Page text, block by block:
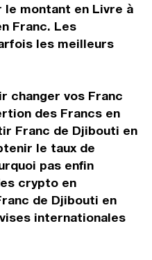
montant en Livre à
Franc. Les
les meilleurs
changer vos Franc
des Francs en
Franc de Djibouti en
le taux de
pas enfin
crypto en
de Djibouti en
internationales